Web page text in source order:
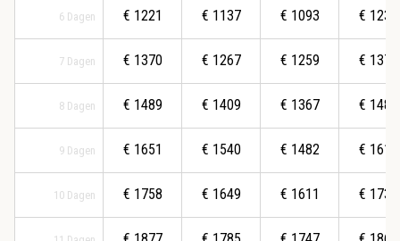
6 Dagen
7 Dagen
8 Dagen
9 Dagen
10 Dagen
€ 1221
€ 1370
€ 1489
€ 1651
€ 1758
€ 1137
€ 1267
€ 1409
€ 1540
€ 1649
€ 1093
€ 1259
€ 1367
€ 1482
€ 1611
€ 1239
€ 1370
€ 1489
€ 1614
€ 1739